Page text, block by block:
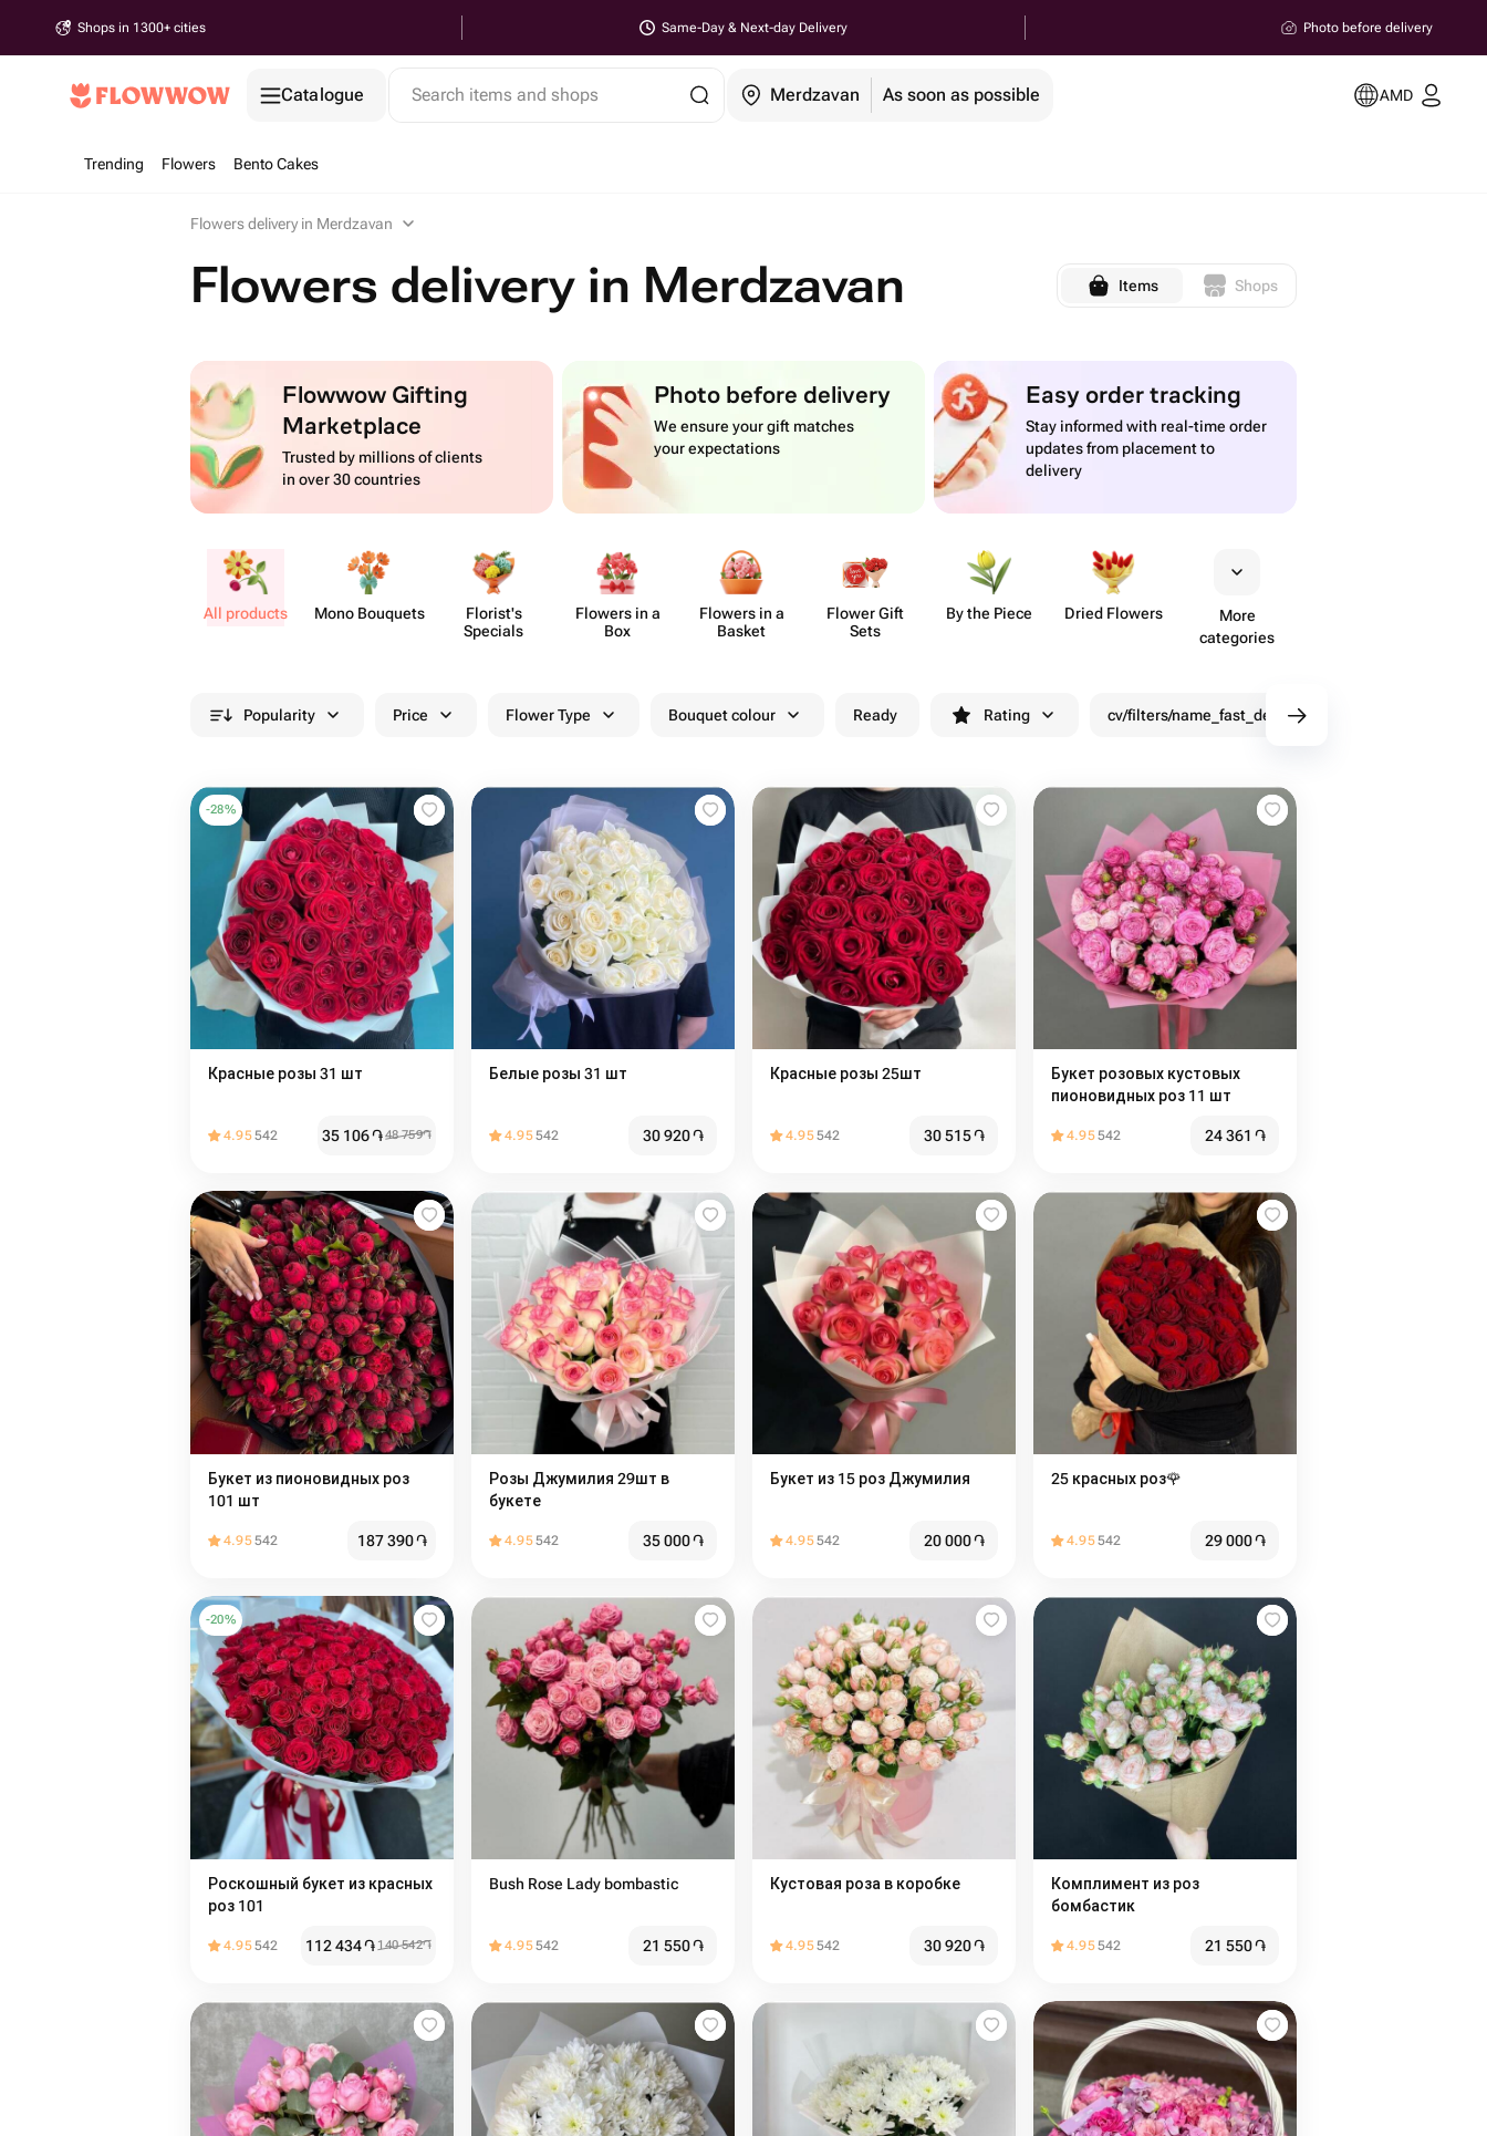
Shops in 1300+ cities Same-Day & Next-day Delivery Photo before delivery
Catalogue Search items and shops Merdzavan As soon as possible AMD
Trending Flowers Bento Cakes
Flowers delivery in Merdzavan
Flowers delivery in Merdzavan Items Shops
Flowwow Gifting
Marketplace
Trusted by millions of clients
in over 30 countries
Photo before delivery
We ensure your gift matches
your expectations
Easy order tracking
Stay informed with real-time order
updates from placement to
delivery
All products Mono Bouquets
Florist's
Specials
Flowers in a
Box
Flowers in a
Basket
Flower Gift
Sets
By the Piece Dried Flowers
More
categories
Popularity Price Flower Type Bouquet colour Ready Rating cv/filters/name_fast_delivery
-28%
Красные розы 31 шт
4.95542 35 106֏48 759֏
Белые розы 31 шт
4.95542 30 920֏
Красные розы 25шт
4.95542 30 515֏
Букет розовых кустовых
пионовидных роз 11 шт
4.95542 24 361 ֏
Букет из пионовидных роз
101 шт
4.95542 187 390֏
Розы Джумилия 29шт в
букете
4.95542 35 000֏
Букет из 15 роз Джумилия
4.95542 20 000֏
25 красных роз️🌹
4.95542 29 000֏
-20%
Роскошный букет из красных
роз 101
4.95542 112 434֏ 140 542֏
Bush Rose Lady bombastic
4.95542 21 550֏
Кустовая роза в коробке
4.95542 30 920֏
Комплимент из роз
бомбастик
4.95542 21 550֏